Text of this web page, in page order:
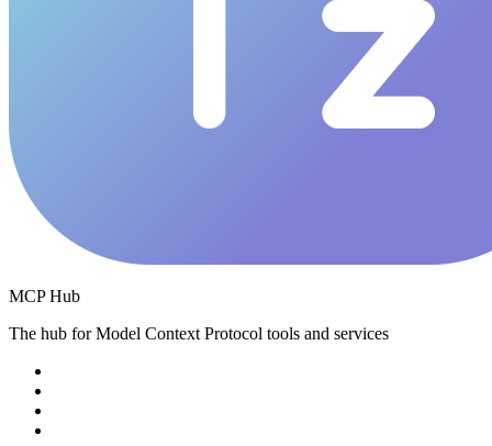
MCP Hub
The hub for Model Context Protocol tools and services